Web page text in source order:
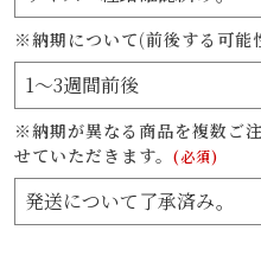
※納期について(前後する可能
※納期が異なる商品を複数ご
せていただきます。 (必須)